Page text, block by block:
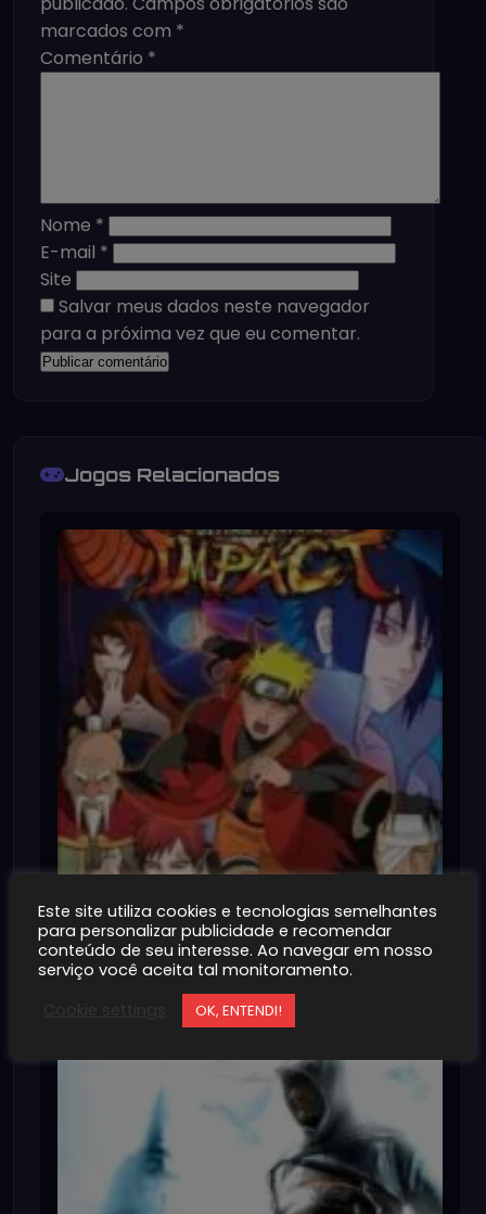
marcados com *
Comentário *
Nome *
E-mail *
Site
Salvar meus dados neste navegador
para a próxima vez que eu comentar.
Jogos Relacionados
Naruto Shippuden: Ultimate Ninja Impact
~100MB 1K+
Este site utiliza cookies e tecnologias semelhantes
para personalizar publicidade e recomendar
conteúdo de seu interesse. Ao navegar em nosso
serviço você aceita tal monitoramento.
OK, ENTENDI!